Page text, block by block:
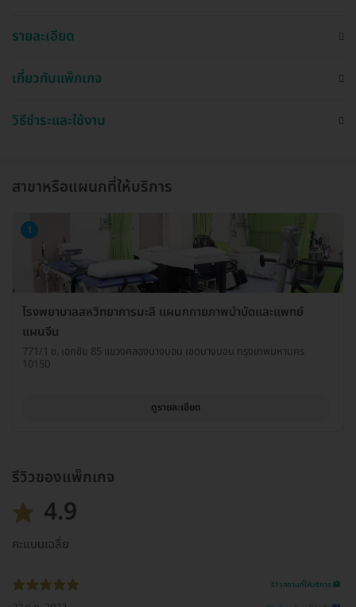
รายละเอียด
เกี่ยวกับแพ็กเกจ
วิธีชำระและใช้งาน
สาขาหรือแผนกที่ให้บริการ
1
โรงพยาบาลสหวิทยาการมะลิ แผนกกายภาพบำบัดและแพทย์
แผนจีน
771/1 ซ. เอกชัย 85 แขวงคลองบางบอน เขตบางบอน กรุงเทพมหานคร
10150
ดูรายละเอียด
รีวิวของแพ็กเกจ
4.9
คะแนนเฉลี่ย
รีวิวสถานที่ให้บริการ 🏥